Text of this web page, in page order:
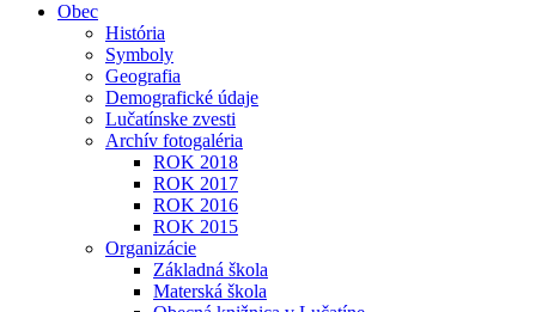
Obec
História
Symboly
Geografia
Demografické údaje
Lučatínske zvesti
Archív fotogaléria
ROK 2018
ROK 2017
ROK 2016
ROK 2015
Organizácie
Základná škola
Materská škola